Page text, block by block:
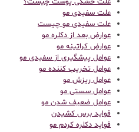
علت سفیدی مو
علت سفیدی مو چیست
عوارض بعد از دکلره مو
عوارض کراتینه مو
عوامل پیشگیری از سفیدی مو
عوامل تخریب کننده مو
عوامل ریزش مو
عوامل سستی مو
عوامل ضعیف شدن مو
فواید برس کشیدن
فواید دکلره کردم مو